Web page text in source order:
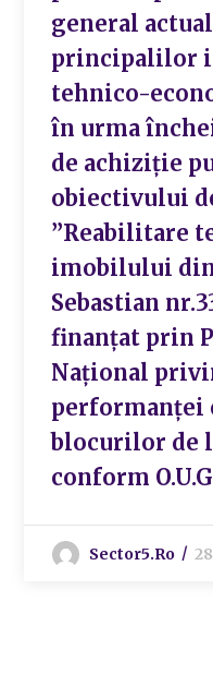
general
principalilor
tehnico-
în urma
de achiziție
obiectivului
”Reabilitare
imobilului
Sebastian
finanțat prin
Național
performanței
blocurilor de
conform
Sector5.ro